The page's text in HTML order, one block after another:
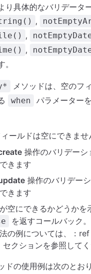
り具体的なバリデータ
,
,
,
メソッドは、空のフ
when
パラメーター
ールドは空にできませ
操作のバリデーシ
きます
操作のバリデー
きます
空にできるかどうかを
を返すコールバック
の例については、：
クションを参照してく
ドの使用例は次のとお